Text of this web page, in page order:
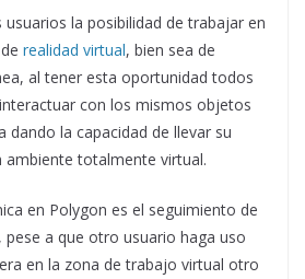
usuarios la posibilidad de trabajar en
realidad virtual, bien sea de
al tener esta oportunidad todos
con los mismos objetos
dando la capacidad de llevar su
ambiente totalmente virtual.
en Polygon es el seguimiento de
a que otro usuario haga uso
en la zona de trabajo virtual otro